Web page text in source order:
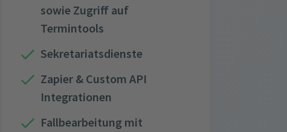
sowie Zugriff auf
Termintools
Sekretariatsdienste
Zapier & Custom API
Integrationen
Fallbearbeitung mit